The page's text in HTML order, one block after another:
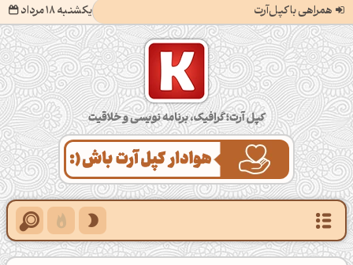
همراهی با کپل‌آرت یکشنبه 18 مرداد کپل‌آرت؛ گرافیک، برنامه‌نویسی و خلاقیت